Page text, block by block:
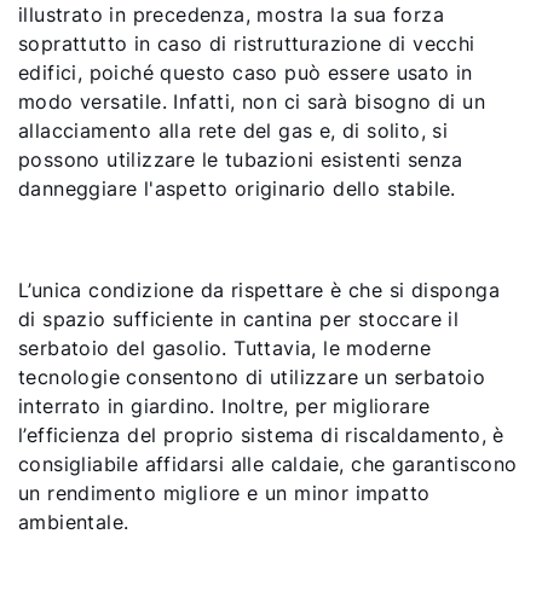
illustrato in precedenza, mostra la sua forza
soprattutto in caso di ristrutturazione di vecchi
edifici, poiché questo caso può essere usato in
modo versatile. Infatti, non ci sarà bisogno di un
allacciamento alla rete del gas e, di solito, si
possono utilizzare le tubazioni esistenti senza
danneggiare l'aspetto originario dello stabile.
L’unica condizione da rispettare è che si disponga
di spazio sufficiente in cantina per stoccare il
serbatoio del gasolio. Tuttavia, le moderne
tecnologie consentono di utilizzare un serbatoio
interrato in giardino. Inoltre, per migliorare
l’efficienza del proprio sistema di riscaldamento, è
consigliabile affidarsi alle caldaie, che garantiscono
un rendimento migliore e un minor impatto
ambientale.